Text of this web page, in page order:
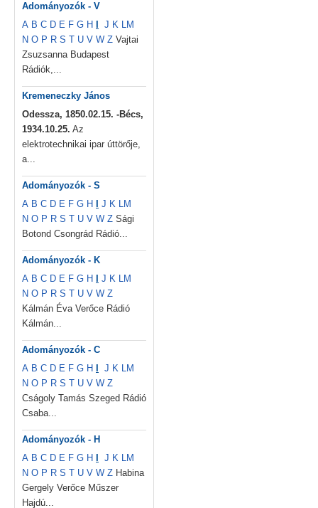
Adományozók - V
A B C D E F G H J K LM
N O P R S T U V W Z Vajtai
Zsuzsanna Budapest
Rádiók,...
Kremeneczky János
Odessza, 1850.02.15. -Bécs,
1934.10.25. Az
elektrotechnikai ipar úttörője,
a...
Adományozók - S
A B C D E F G H J K LM
N O P R S T U V W Z Sági
Botond Csongrád Rádió...
Adományozók - K
A B C D E F G H J K LM
N O P R S T U V W Z
Kálmán Éva Verőce Rádió
Kálmán...
Adományozók - C
A B C D E F G H J K LM
N O P R S T U V W Z
Cságoly Tamás Szeged Rádió
Csaba...
Adományozók - H
A B C D E F G H J K LM
N O P R S T U V W Z Habina
Gergely Verőce Műszer
Hajdú...